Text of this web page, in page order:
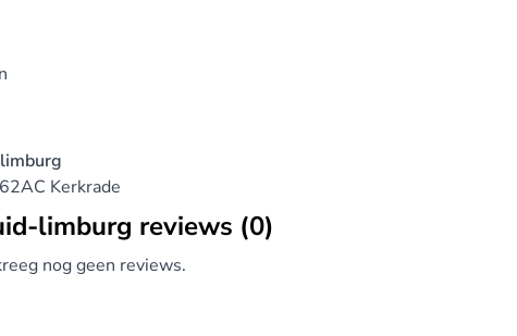
Kerkrade
limburg reviews (0)
nog geen reviews.